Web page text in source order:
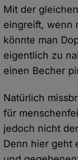
Mit der
eingreift, wenn
könnte man
eigentlich zu
einen Becher
Natürlich
für
jedoch nicht
Denn hier geht